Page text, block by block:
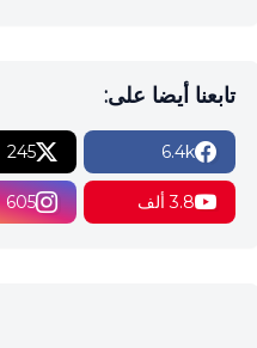
تابعنا أيضا على:
6.4k
245
3.8 ألف 605